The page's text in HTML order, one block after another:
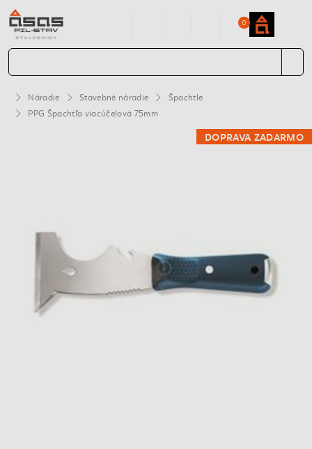
0
Náradie Stavebné náradie
Špachtle
PPG Špachtľa viacúčelová 75mm
DOPRAVA ZADARMO